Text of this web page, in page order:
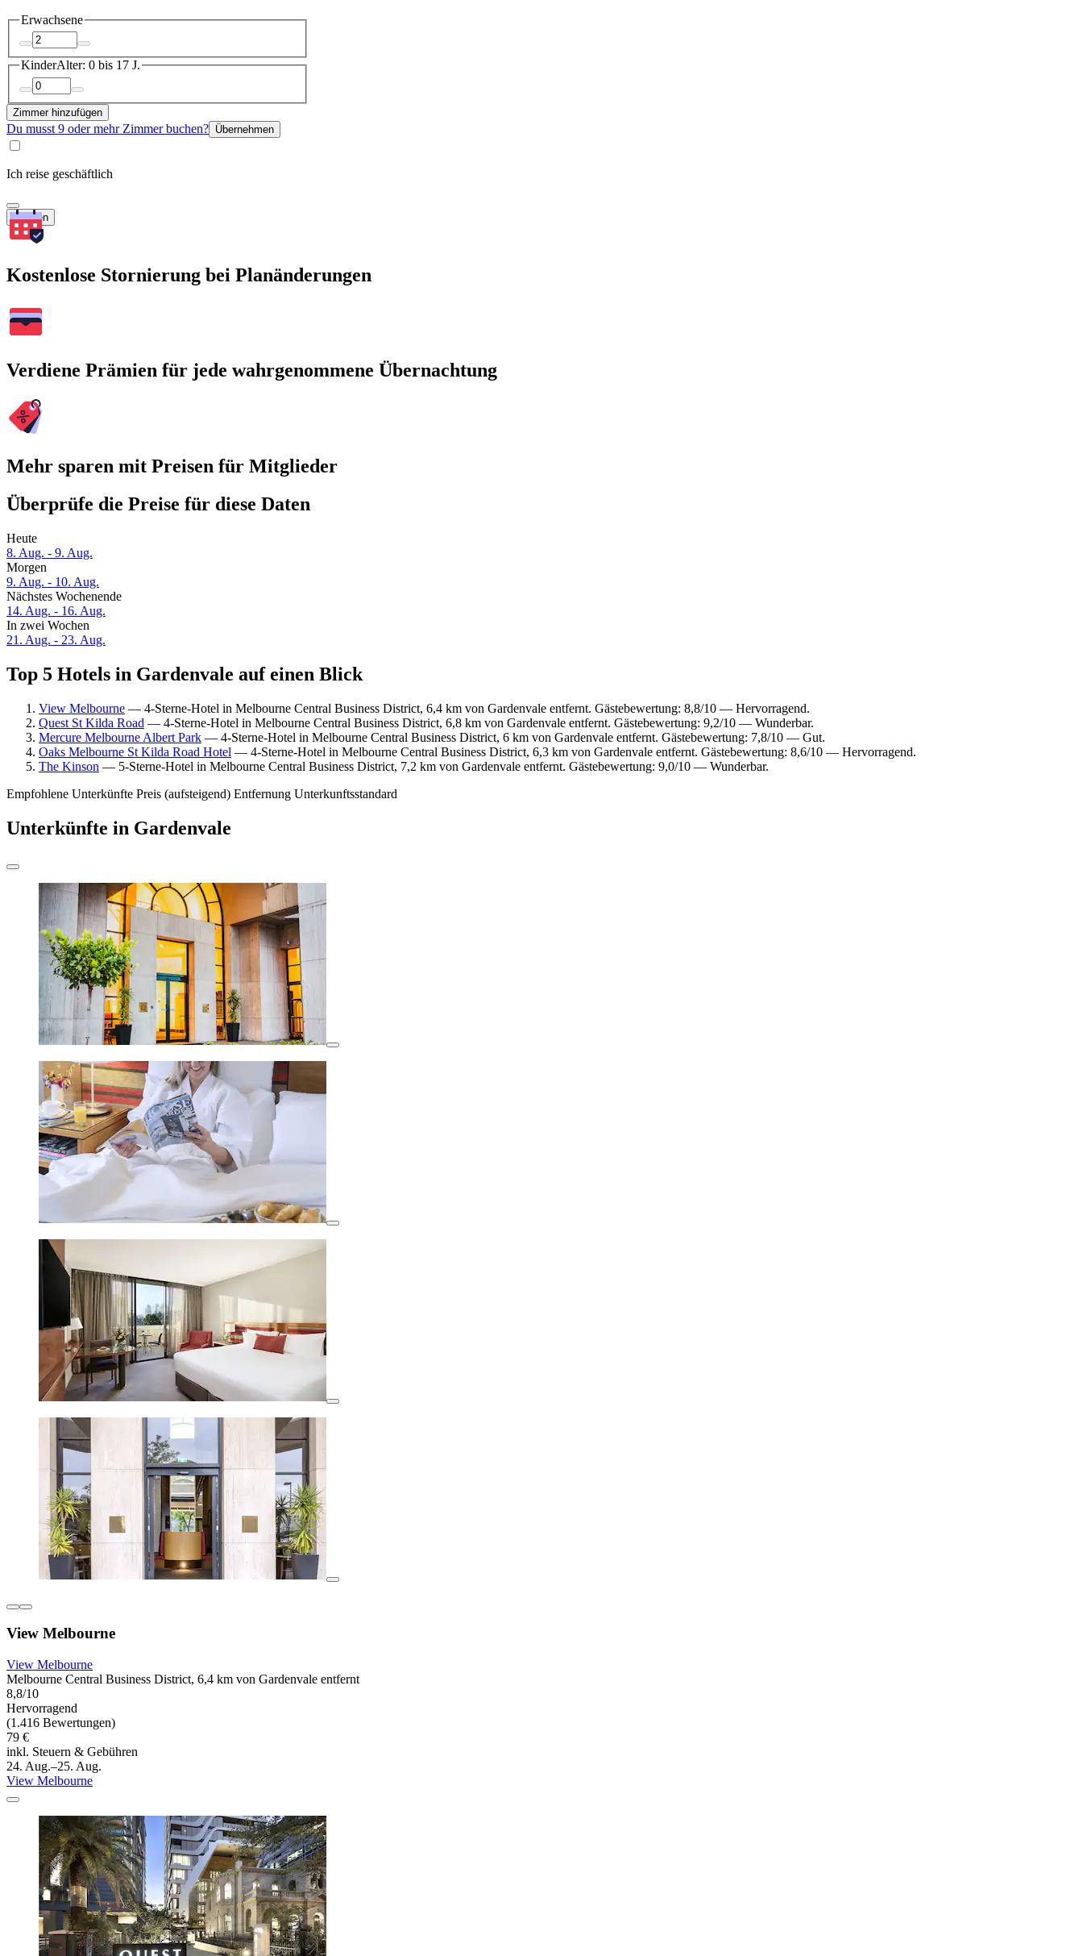
Erwachsene
KinderAlter: 0 bis 17 J.
Zimmer hinzufügen
Du musst 9 oder mehr Zimmer buchen? Übernehmen
Ich reise geschäftlich
Suchen
Kostenlose Stornierung bei Planänderungen
Verdiene Prämien für jede wahrgenommene Übernachtung
Mehr sparen mit Preisen für Mitglieder
Überprüfe die Preise für diese Daten
Heute
8. Aug. - 9. Aug.
Morgen
9. Aug. - 10. Aug.
Nächstes Wochenende
14. Aug. - 16. Aug.
In zwei Wochen
21. Aug. - 23. Aug.
Top 5 Hotels in Gardenvale auf einen Blick
View Melbourne — 4-Sterne-Hotel in Melbourne Central Business District, 6,4 km von Gardenvale entfernt. Gästebewertung: 8,8/10 — Hervorragend.
Quest St Kilda Road — 4-Sterne-Hotel in Melbourne Central Business District, 6,8 km von Gardenvale entfernt. Gästebewertung: 9,2/10 — Wunderbar.
Mercure Melbourne Albert Park — 4-Sterne-Hotel in Melbourne Central Business District, 6 km von Gardenvale entfernt. Gästebewertung: 7,8/10 — Gut.
Oaks Melbourne St Kilda Road Hotel — 4-Sterne-Hotel in Melbourne Central Business District, 6,3 km von Gardenvale entfernt. Gästebewertung: 8,6/10 — Hervorragend.
The Kinson — 5-Sterne-Hotel in Melbourne Central Business District, 7,2 km von Gardenvale entfernt. Gästebewertung: 9,0/10 — Wunderbar.
Empfohlene Unterkünfte Preis (aufsteigend) Entfernung Unterkunftsstandard
Unterkünfte in Gardenvale
View Melbourne
View Melbourne
Melbourne Central Business District, 6,4 km von Gardenvale entfernt
8,8/10
Hervorragend
(1.416 Bewertungen)
79 €
inkl. Steuern & Gebühren
24. Aug.–25. Aug.
View Melbourne